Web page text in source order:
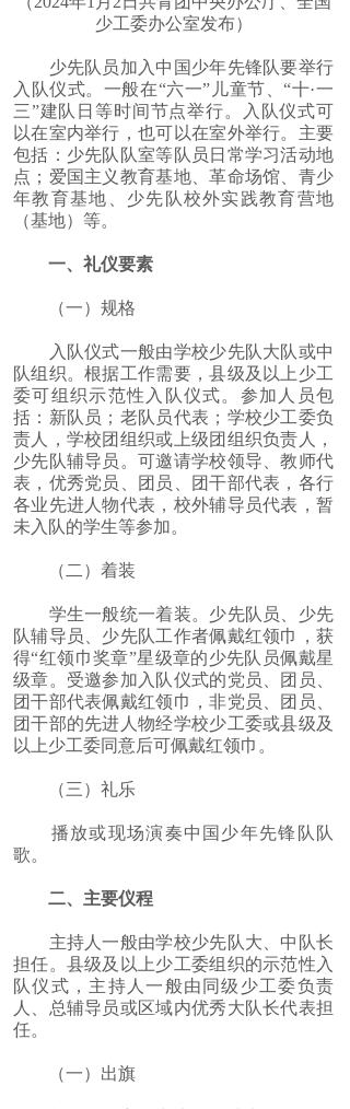
少工委办公室发布）
少先队员加入中国少年先锋队要举行
入队仪式。一般在“六一”儿童节、“十·一
三”建队日等时间节点举行。入队仪式可
以在室内举行，也可以在室外举行。主要
包括：少先队队室等队员日常学习活动地
点；爱国主义教育基地、革命场馆、青少
年教育基地、少先队校外实践教育营地
（基地）等。
一、礼仪要素
（一）规格
入队仪式一般由学校少先队大队或中
队组织。根据工作需要，县级及以上少工
委可组织示范性入队仪式。参加人员包
括：新队员；老队员代表；学校少工委负
责人，学校团组织或上级团组织负责人，
少先队辅导员。可邀请学校领导、教师代
表，优秀党员、团员、团干部代表，各行
各业先进人物代表，校外辅导员代表，暂
未入队的学生等参加。
（二）着装
学生一般统一着装。少先队员、少先
队辅导员、少先队工作者佩戴红领巾，获
得“红领巾奖章”星级章的少先队员佩戴星
级章。受邀参加入队仪式的党员、团员、
团干部代表佩戴红领巾，非党员、团员、
团干部的先进人物经学校少工委或县级及
以上少工委同意后可佩戴红领巾。
（三）礼乐
播放或现场演奏中国少年先锋队队
歌。
二、主要仪程
主持人一般由学校少先队大、中队长
担任。县级及以上少工委组织的示范性入
队仪式，主持人一般由同级少工委负责
人、总辅导员或区域内优秀大队长代表担
任。
（一）出旗